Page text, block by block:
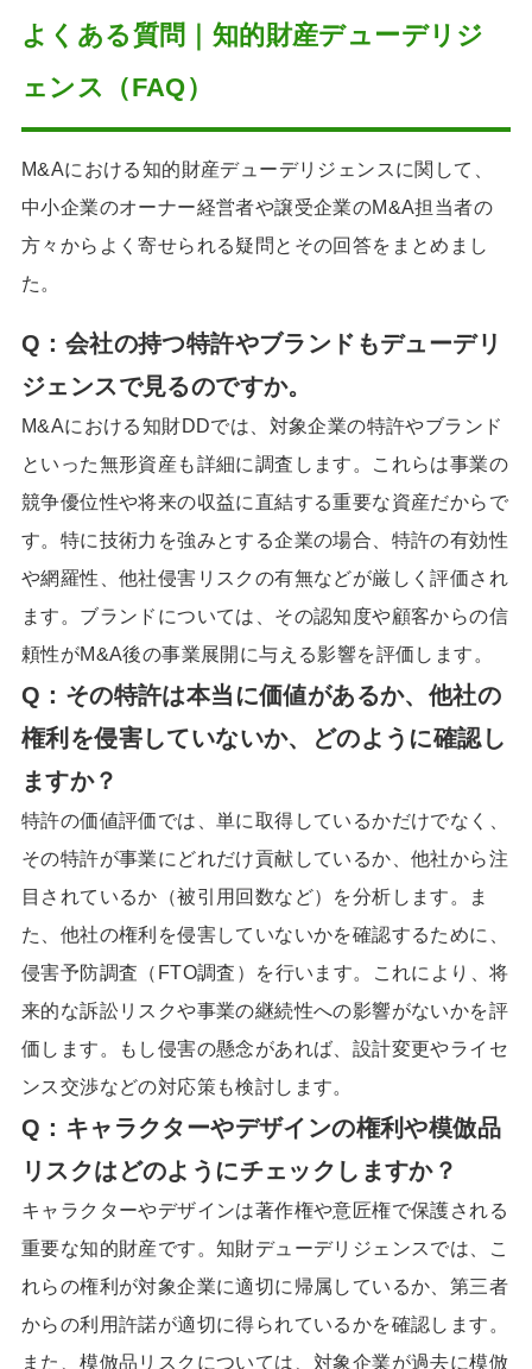
よくある質問｜知的財産デューデリジ
ェンス（FAQ）
M&Aにおける知的財産デューデリジェンスに関して、
中小企業のオーナー経営者や譲受企業のM&A担当者の
方々からよく寄せられる疑問とその回答をまとめまし
た。
Q：会社の持つ特許やブランドもデューデリ
ジェンスで見るのですか。
M&Aにおける知財DDでは、対象企業の特許やブランド
といった無形資産も詳細に調査します。これらは事業の
競争優位性や将来の収益に直結する重要な資産だからで
す。特に技術力を強みとする企業の場合、特許の有効性
や網羅性、他社侵害リスクの有無などが厳しく評価され
ます。ブランドについては、その認知度や顧客からの信
頼性がM&A後の事業展開に与える影響を評価します。
Q：その特許は本当に価値があるか、他社の
権利を侵害していないか、どのように確認し
ますか？
特許の価値評価では、単に取得しているかだけでなく、
その特許が事業にどれだけ貢献しているか、他社から注
目されているか（被引用回数など）を分析します。ま
た、他社の権利を侵害していないかを確認するために、
侵害予防調査（FTO調査）を行います。これにより、将
来的な訴訟リスクや事業の継続性への影響がないかを評
価します。もし侵害の懸念があれば、設計変更やライセ
ンス交渉などの対応策も検討します。
Q：キャラクターやデザインの権利や模倣品
リスクはどのようにチェックしますか？
キャラクターやデザインは著作権や意匠権で保護される
重要な知的財産です。知財デューデリジェンスでは、こ
れらの権利が対象企業に適切に帰属しているか、第三者
からの利用許諾が適切に得られているかを確認します。
また、模倣品リスクについては、対象企業が過去に模倣